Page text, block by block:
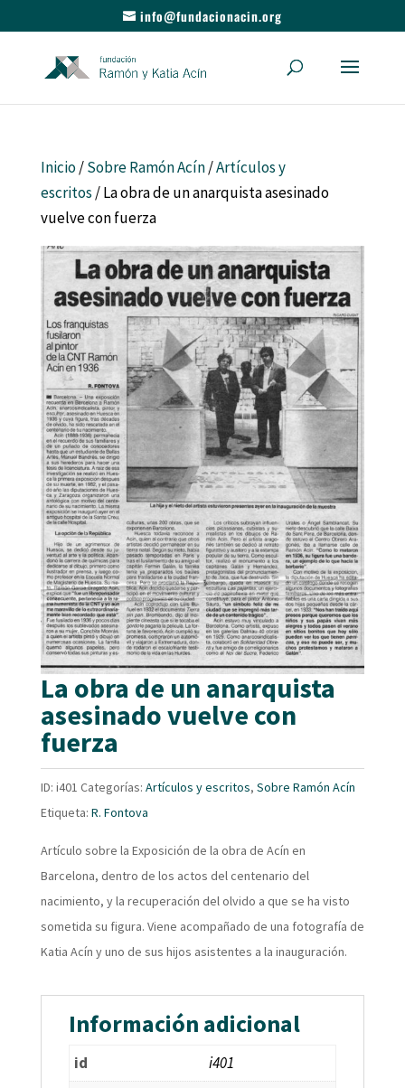
info@fundacionacin.org
Inicio/Sobre Ramón Acín/Artículos y
escritos / La obra de un anarquista asesinado
vuelve con fuerza
La obra de un anarquista
asesinado vuelve con
fuerza
ID: i401 Categorías: Artículos y escritos, Sobre Ramón Acín
Etiqueta: R. Fontova
Artículo sobre la Exposición de la obra de Acín en
Barcelona, dentro de los actos del centenario del
nacimiento, y la recuperación del olvido a que se ha visto
sometida su figura. Viene acompañado de una fotografía de
Katia Acín y uno de sus hijos asistentes a la inauguración.
Información adicional
id
i401